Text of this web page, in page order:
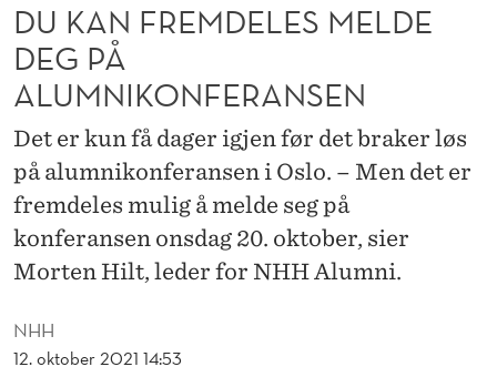
L
E
S
M
E
L
D
E
D
NHH
12. oktober 2021 14:53
DU KAN FREMDELES MELDE
DEG PÅ
ALUMNIKONFERANSEN
Det er kun få dager igjen før det braker løs
på alumnikonferansen i Oslo. – Men det er
fremdeles mulig å melde seg på
konferansen onsdag 20. oktober, sier
Morten Hilt, leder for NHH Alumni.